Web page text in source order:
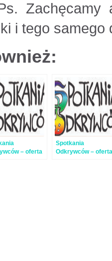
Zachęcamy
i tego samego
– oferta
Spotkania
Odkrywców – oferta